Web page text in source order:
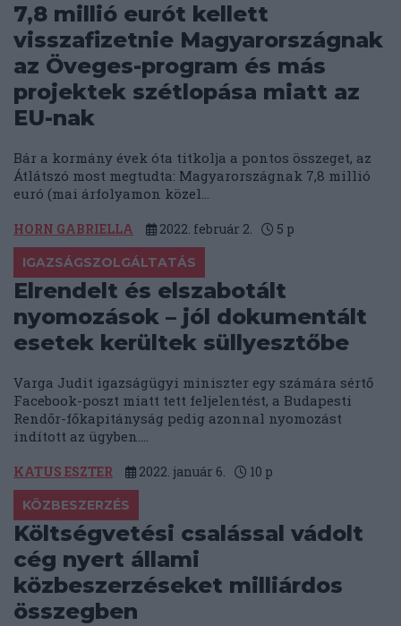
7,8 millió eurót kellett
visszafizetnie Magyarországnak
az Öveges-program és más
projektek szétlopása miatt az
EU-nak
Bár a kormány évek óta titkolja a pontos összeget, az
Átlátszó most megtudta: Magyarországnak 7,8 millió
euró (mai árfolyamon közel...
HORN GABRIELLA 2022. február 2. 5 p
IGAZSÁGSZOLGÁLTATÁS
Elrendelt és elszabotált
nyomozások – jól dokumentált
esetek kerültek süllyesztőbe
Varga Judit igazságügyi miniszter egy számára sértő
Facebook-poszt miatt tett feljelentést, a Budapesti
Rendőr-főkapitányság pedig azonnal nyomozást
indított az ügyben....
KATUS ESZTER 2022. január 6. 10 p
KÖZBESZERZÉS
Költségvetési csalással vádolt
cég nyert állami
közbeszerzéseket milliárdos
összegben